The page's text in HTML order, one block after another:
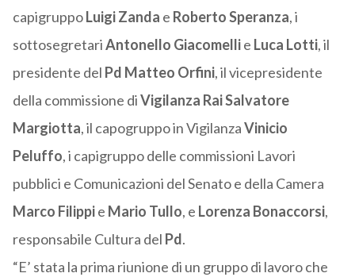
capigruppoLuigi Zanda e Roberto Speranza, i
sottosegretariAntonello Giacomellie Luca Lotti, il
presidente del Pd Matteo Orfini, il vicepresidente
della commissione diVigilanza RaiSalvatore
Margiotta, il capogruppo in VigilanzaVinicio
Peluffo, i capigruppo delle commissioni Lavori
pubblici e Comunicazioni del Senato e della Camera
Marco Filippie Mario Tullo, e Lorenza Bonaccorsi,
responsabile Cultura del Pd.
“E’ stata la prima riunione di un gruppo di lavoro che